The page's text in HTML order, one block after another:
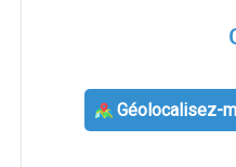
Géolocalisez-